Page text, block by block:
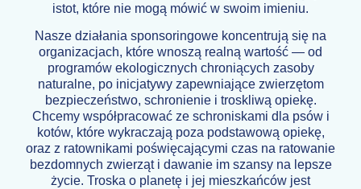
istot, które nie mogą mówić w swoim imieniu.
Nasze działania sponsoringowe koncentrują się na
organizacjach, które wnoszą realną wartość — od
programów ekologicznych chroniących zasoby
naturalne, po inicjatywy zapewniające zwierzętom
bezpieczeństwo, schronienie i troskliwą opiekę.
Chcemy współpracować ze schroniskami dla psów i
kotów, które wykraczają poza podstawową opiekę,
oraz z ratownikami poświęcającymi czas na ratowanie
bezdomnych zwierząt i dawanie im szansy na lepsze
życie. Troska o planetę i jej mieszkańców jest